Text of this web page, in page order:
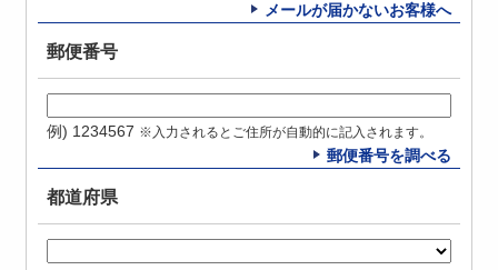
メールが届かないお客様へ
郵便番号
例) 1234567 ※入力されるとご住所が自動的に記入されます。
郵便番号を調べる
都道府県